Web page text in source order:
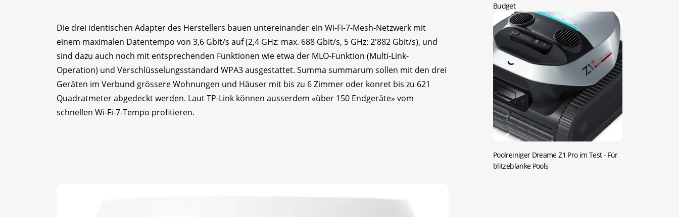
Die drei identischen Adapter des Herstellers bauen untereinander ein Wi-Fi-7-Mesh-Netzwerk mit
einem maximalen Datentempo von 3,6 Gbit/s auf (2,4 GHz: max. 688 Gbit/s, 5 GHz: 2'882 Gbit/s), und
sind dazu auch noch mit entsprechenden Funktionen wie etwa der MLO-Funktion (Multi-Link-
Operation) und Verschlüsselungsstandard WPA3 ausgestattet. Summa summarum sollen mit den drei
Geräten im Verbund grössere Wohnungen und Häuser mit bis zu 6 Zimmer oder konret bis zu 621
Quadratmeter abgedeckt werden. Laut TP-Link können ausserdem «über 150 Endgeräte» vom
schnellen Wi-Fi-7-Tempo profitieren.
Budget
Poolreiniger Dreame Z1 Pro im Test- Für
blitzeblanke Pools